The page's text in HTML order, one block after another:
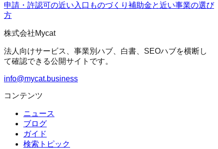
申請・許認可の近い入口 ものづくり補助金と近い事業の選び
方
株式会社Mycat
法人向けサービス、事業別ハブ、白書、SEOハブを横断し
て確認できる公開サイトです。
info@mycat.business
コンテンツ
ニュース
ブログ
ガイド
検索トピック